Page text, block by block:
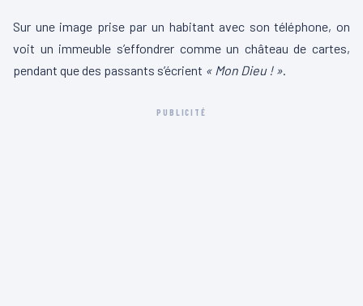
r
v
i
Sur une image prise par un habitant avec son téléphone, on
voit un immeuble s’effondrer comme un château de cartes,
pendant que des passants s’écrient « Mon Dieu ! ».
PUBLICITÉ